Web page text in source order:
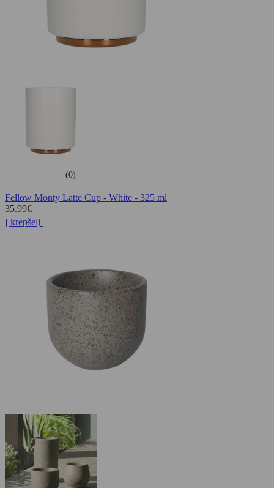
(0)
Fellow Monty Latte Cup - White - 325 ml
35.99€
Į krepšelį